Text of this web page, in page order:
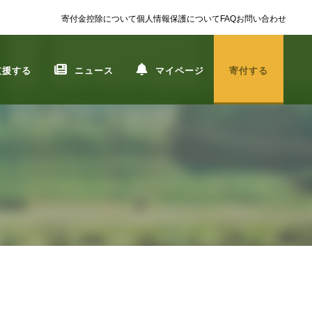
寄付金控除について個人情報保護についてFAQお問い合わせ
する ニュース マイページ 寄付する